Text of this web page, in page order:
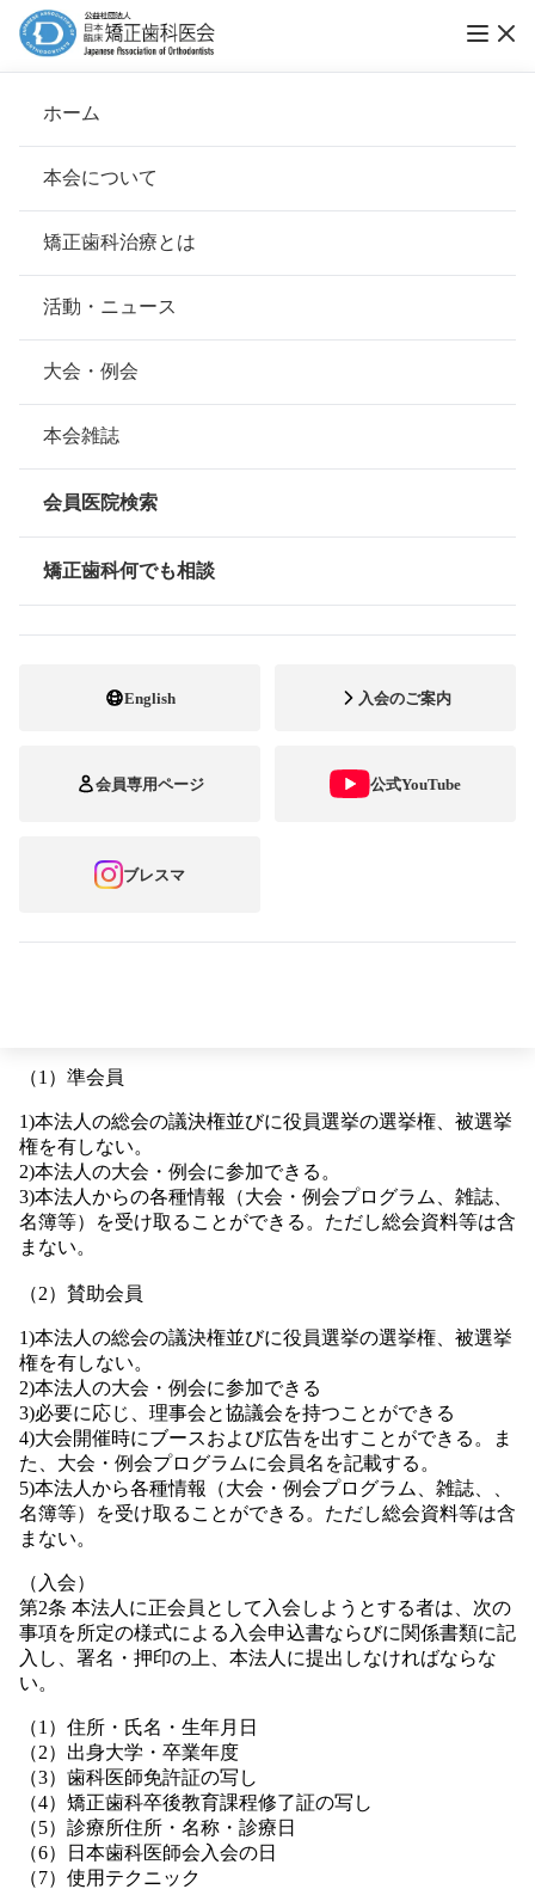
ホーム
本会について
会長挨拶
基本理念
組織について
本会の歴史
情報公開
矯正歯科治療とは
安心して治療を受けていただくための「6つの指針」
安心できる矯正歯科治療契約のための「7つの提言」
矯正歯科治療について
活動・ニュース
大会・例会
本会雑誌
会員医院検索
矯正歯科何でも相談
English 入会のご案内
会員専用ページ 公式YouTube
ブレスマ
会則
ホーム 本会について
公益社団法人 日本臨床矯正歯科医会
定款施行規則
第1章 会 員
（種別）
第1条 公益社団法人日本臨床矯正歯科医会（以下、「本
法人」という）定款第5条による会員の種別およびその内
1.正会員
（1）総会の議決権並びに役員選挙の選挙権・被選挙権を
有する。
（2）総会の議決権並びに役員選挙の選挙権、監事選挙の
被選挙権を有する。ただし、理事選挙の被選挙権は有しな
3.名誉会員
る。
（1）準会員
1)本法人の総会の議決権並びに役員選挙の選挙権、被選挙
権を有しない。
2)本法人の大会・例会に参加できる。
3)本法人からの各種情報（大会・例会プログラム、雑誌、
名簿等）を受け取ることができる。ただし総会資料等は含
まない。
（2）賛助会員
1)本法人の総会の議決権並びに役員選挙の選挙権、被選挙
権を有しない。
2)本法人の大会・例会に参加できる
3)必要に応じ、理事会と協議会を持つことができる
4)大会開催時にブースおよび広告を出すことができる。ま
た、大会・例会プログラムに会員名を記載する。
5)本法人から各種情報（大会・例会プログラム、雑誌、、
名簿等）を受け取ることができる。ただし総会資料等は含
まない。
（入会）
第2条 本法人に正会員として入会しようとする者は、次の
事項を所定の様式による入会申込書ならびに関係書類に記
入し、署名・押印の上、本法人に提出しなければならな
い。
（1）住所・氏名・生年月日
（2）出身大学・卒業年度
（3）歯科医師免許証の写し
（4）矯正歯科卒後教育課程修了証の写し
（5）診療所住所・名称・診療日
（6）日本歯科医師会入会の日
（7）使用テクニック